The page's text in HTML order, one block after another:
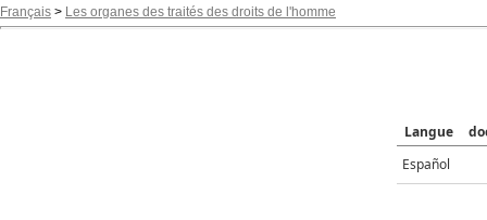
Français > Les organes des traités des droits de l'homme
Langue
Español